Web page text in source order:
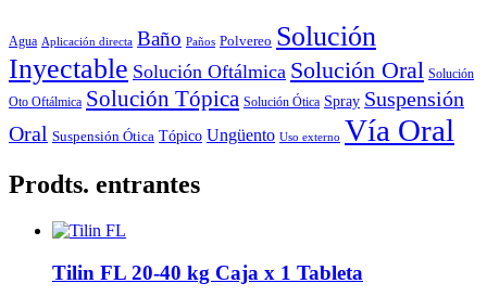
Agua Aplicación directa Baño Paños Polvereo Solución
Inyectable Solución Oftálmica Solución Oral Solución
Oto Oftálmica Solución Tópica Solución Ótica Spray Suspensión
Oral Suspensión Ótica Tópico Ungüento Uso externo Vía Oral
Prodts. entrantes
Tilin FL 20-40 kg Caja x 1 Tableta